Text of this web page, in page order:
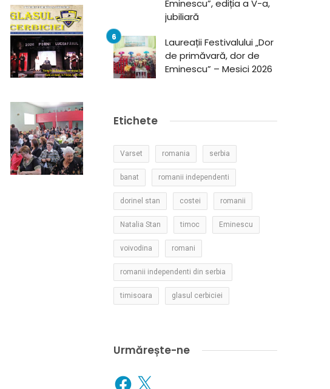
Eminescu”, ediția a V-a,
jubiliară
Laureații Festivalului „Dor
de primăvară, dor de
Eminescu” – Mesici 2026
Etichete
Varset romania serbia
banat romanii independenti
dorinel stan costei romanii
Natalia Stan timoc Eminescu
voivodina romani
romanii independenti din serbia
timisoara glasul cerbiciei
Urmărește-ne
Facebook
X